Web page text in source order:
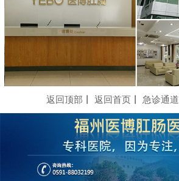
返回顶部 返回首页丨 急诊通道